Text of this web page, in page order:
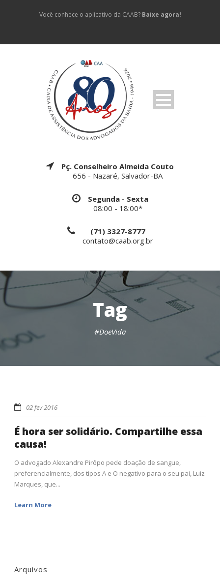
Você conhece o aplicativo da CAAB? Baixe agora!
Pç. Conselheiro Almeida Couto
656 - Nazaré, Salvador-BA
Segunda - Sexta
08:00 - 18:00*
(71) 3327-8777
contato@caab.org.br
Tag
#DoeVida
02 fev 2016
É hora ser solidário. Compartilhe essa
causa!
O advogado Alexandre Pirôpo pede doação de sangue,
preferencialmente, dos tipos A e O negativo para o seu pai, Luiz
Marques, que...
Learn More
Arquivos